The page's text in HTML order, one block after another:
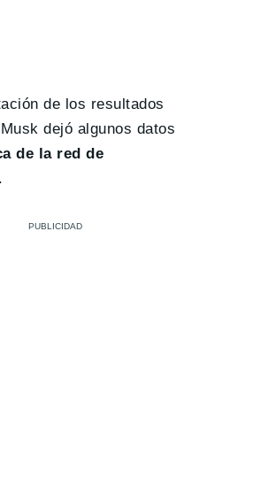
de los resultados
dejó algunos datos
de la red de
.